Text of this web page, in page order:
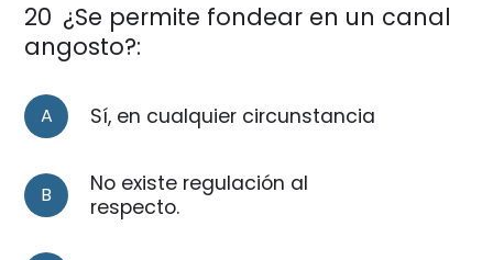
20 ¿Se permite fondear en un canal
angosto?:
A Sí, en cualquier circunstancia
B
No existe regulación al
respecto.